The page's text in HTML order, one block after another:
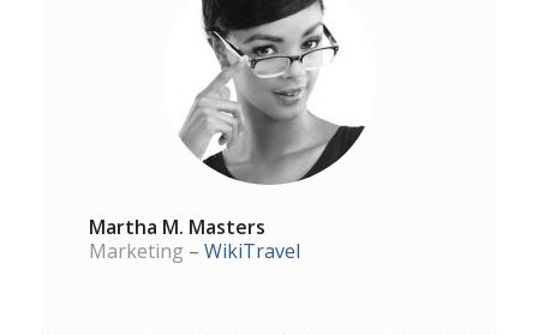
Martha M. Masters
Marketing – WikiTravel